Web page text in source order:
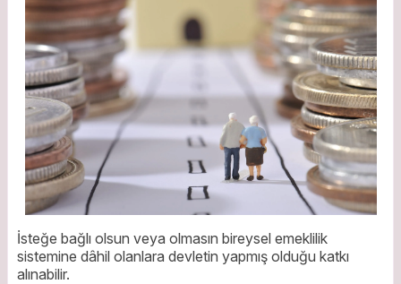
İsteğe bağlı olsun veya olmasın bireysel emeklilik
sistemine dâhil olanlara devletin yapmış olduğu katkı
alınabilir.